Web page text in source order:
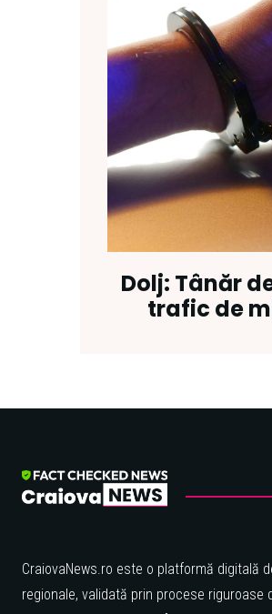
Dolj: Tânăr
trafic de
CraiovaNews.ro este o platformă digitală
regionale, validată prin procese riguroase